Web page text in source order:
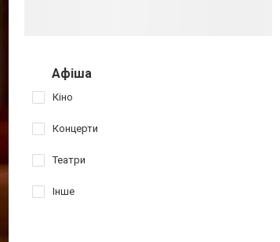
Афіша
Кіно
Концерти
Театри
Інше